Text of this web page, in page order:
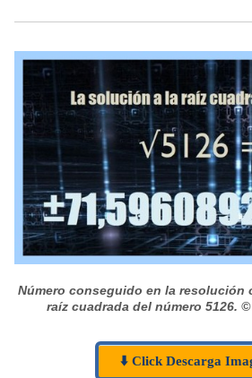
Número conseguido en la resolución
raíz cuadrada del número 5126. ©
⬇️ Click Descarga